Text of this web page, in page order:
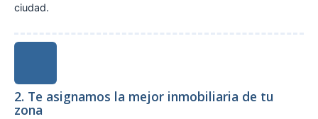
ciudad.
2. Te asignamos la mejor inmobiliaria de tu
zona